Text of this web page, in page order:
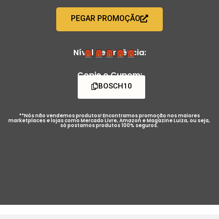
PEGAR PROMOÇÃO
Nível de Urgência:
Copie o Cupom:
BOSCH10
**Nós não vendemos produtos! Encontramos promoção nos maiores
marketplaces e lojas como Mercado Livre, Amazon e Magazine Luiza, ou seja,
só postamos produtos 100% seguros.